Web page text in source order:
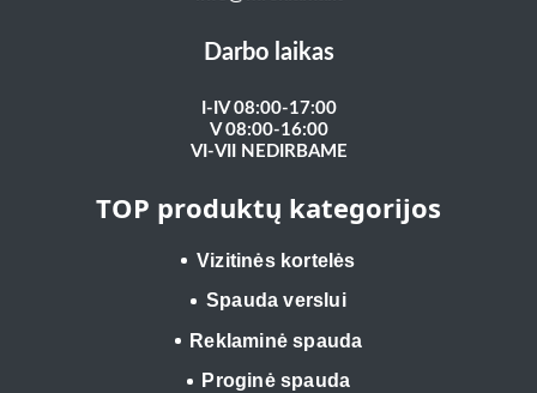
Darbo laikas
I-IV 08:00-17:00
V 08:00-16:00
VI-VII NEDIRBAME
TOP produktų kategorijos
Vizitinės kortelės
Spauda verslui
Reklaminė spauda
Proginė spauda